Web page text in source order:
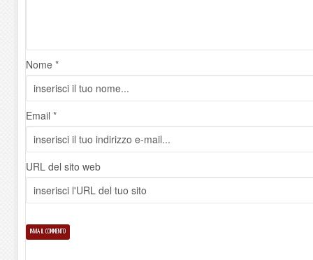
Nome *
Email *
URL del sito web